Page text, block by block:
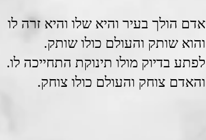
אדם הולך בעיר והיא שלו והיא זרה לו
והוא שותק והעולם כולו שותק.
לפתע בדיוק מולו תינוקת התחייכה לו.
והאדם צוחק והעולם כולו צוחק.